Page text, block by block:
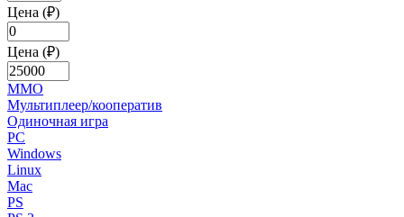
Цена (₽)
Цена (₽)
MMO
Мультиплеер/кооператив
Одиночная игра
PC
Windows
Linux
Mac
PS